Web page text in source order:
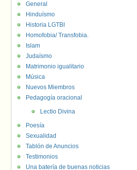
General
Hinduísmo
Historia LGTBI
Homofobia/ Transfobia.
Islam
Judaísmo
Matrimonio igualitario
Música
Nuevos Miembros
Pedagogía oracional
Lectio Divina
Poesía
Sexualidad
Tablón de Anuncios
Testimonios
Una batería de buenas noticias